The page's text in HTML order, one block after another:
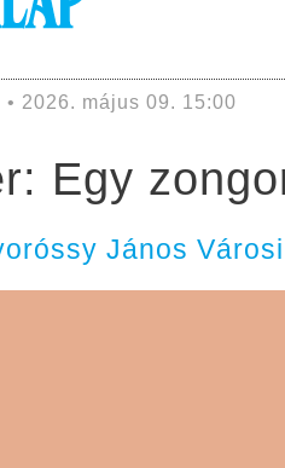
• 2026. május 09. 15:00
Egy
János